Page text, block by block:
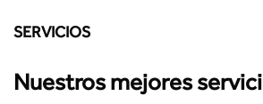
SERVICIOS
Nuestros mejores